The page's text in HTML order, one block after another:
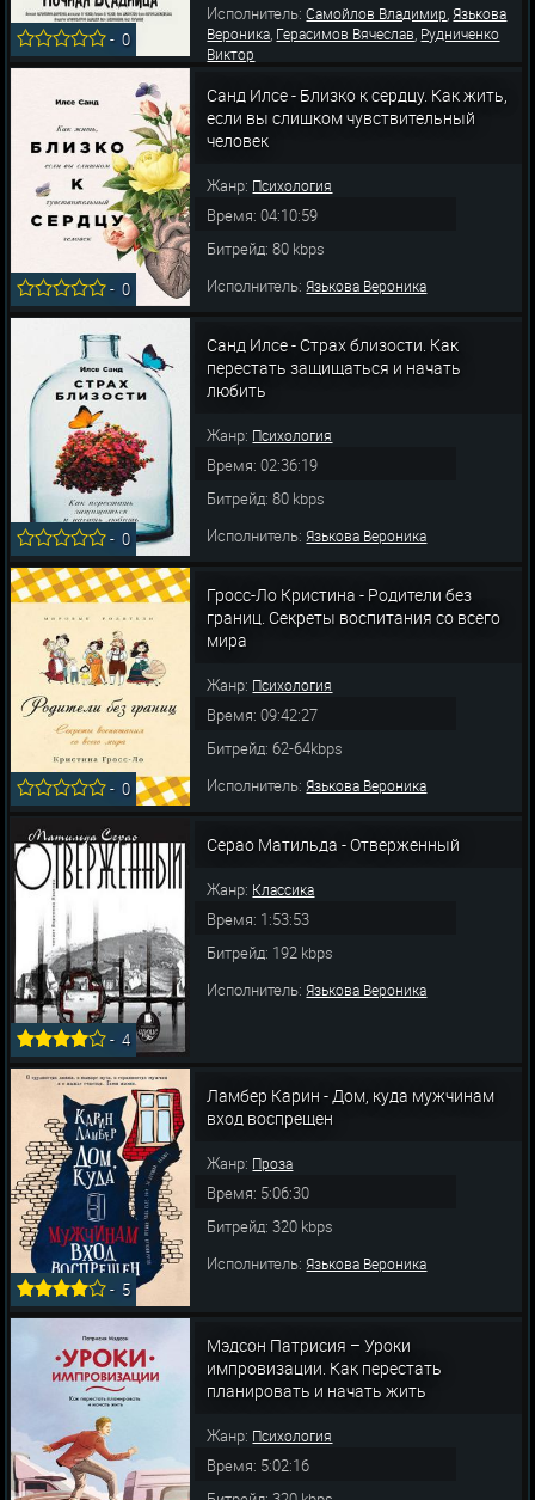
-0
Исполнитель:Самойлов Владимир,Язькова
Вероника, Герасимов Вячеслав, Рудниченко
Виктор
-0
Санд Илсе - Близко к сердцу. Как жить,
если вы слишком чувствительный
человек
Жанр: Психология
Время: 04:10:59
Битрейд: 80 kbps
Исполнитель:Язькова Вероника
-0
Санд Илсе - Страх близости. Как
перестать защищаться и начать
любить
Жанр: Психология
Время: 02:36:19
Битрейд: 80 kbps
Исполнитель:Язькова Вероника
-0
Гросс-Ло Кристина - Родители без
границ. Секреты воспитания со всего
мира
Жанр: Психология
Время: 09:42:27
Битрейд: 62-64kbps
Исполнитель:Язькова Вероника
-4
Серао Матильда - Отверженный
Жанр: Классика
Время: 1:53:53
Битрейд: 192 kbps
Исполнитель:Язькова Вероника
- 5
Ламбер Карин - Дом, куда мужчинам
вход воспрещен
Жанр: Проза
Время: 5:06:30
Битрейд: 320 kbps
Исполнитель: Язькова Вероника
Мэдсон Патрисия – Уроки
импровизации. Как перестать
планировать и начать жить
Жанр: Психология
Время: 5:02:16